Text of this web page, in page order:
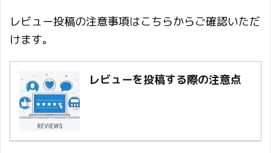
レビュー投稿の注意事項はこちらからご確認いただ
けます。
レビューを投稿する際の注意点